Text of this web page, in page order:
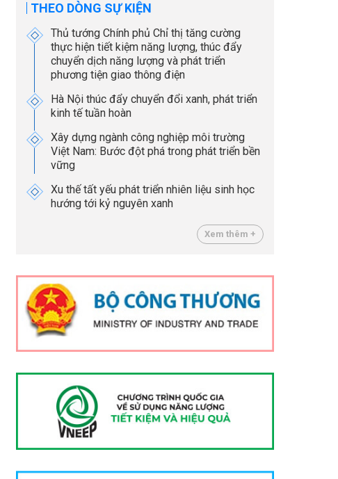
THEO DÒNG SỰ KIỆN
Thủ tướng Chính phủ Chỉ thị tăng cường
thực hiện tiết kiệm năng lượng, thúc đẩy
chuyển dịch năng lượng và phát triển
phương tiện giao thông điện
Hà Nội thúc đẩy chuyển đổi xanh, phát triển
kinh tế tuần hoàn
Xây dựng ngành công nghiệp môi trường
Việt Nam: Bước đột phá trong phát triển bền
vững
Xu thế tất yếu phát triển nhiên liệu sinh học
hướng tới kỷ nguyên xanh
Xem thêm +